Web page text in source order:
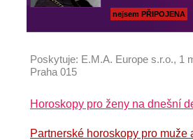
nejsem PŘIPOJENA
Poskytuje: E.M.A. Europe s.r.o., 1
Praha 015
Horoskopy pro ženy na dnešní
Partnerské horoskopy pro